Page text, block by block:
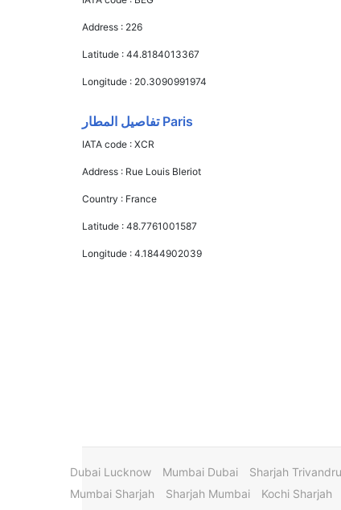
Address : 226
Latitude :44.8184013367
Longitude : 20.3090991974
Paris تفاصيل المطار
IATA code :XCR
Address : Rue Louis Bleriot
Country : France
Latitude :48.7761001587
Longitude :4.1844902039
Sharjah
Mumbai Dubai
Dubai Lucknow
Kochi Sharjah
Sharjah Mumbai
Mumbai Sharjah